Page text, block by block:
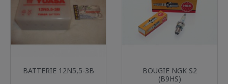
BATTERIE 12N5,5-3B
BOUGIE NGK S2
(B9HS)